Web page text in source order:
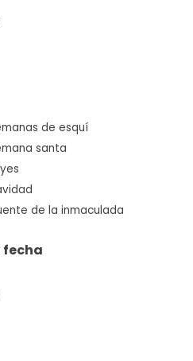
de esquí
santa
de la inmaculada
fecha